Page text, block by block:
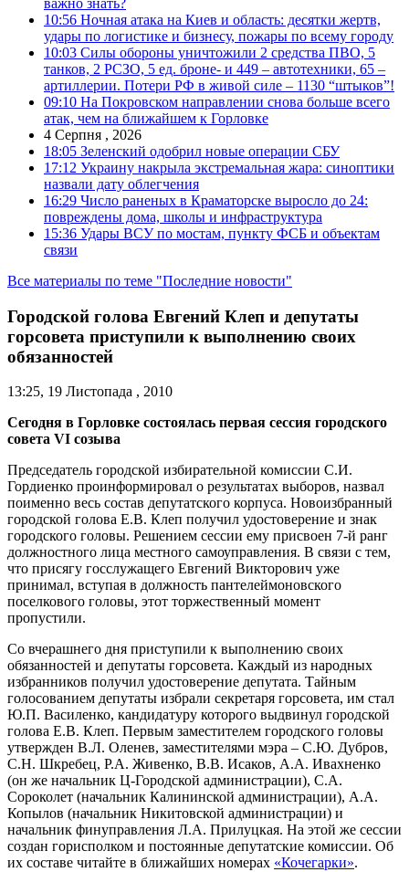
10:56 Ночная атака на Киев и область: десятки жертв,
удары по логистике и бизнесу, пожары по всему городу
10:03 Силы обороны уничтожили 2 средства ПВО, 5
танков, 2 РСЗО, 5 ед. броне- и 449 – автотехники, 65 –
артиллерии. Потери РФ в живой силе – 1130 “штыков”!
09:10 На Покровском направлении снова больше всего
атак, чем на ближайшем к Горловке
4 Серпня , 2026
18:05 Зеленский одобрил новые операции СБУ
17:12 Украину накрыла экстремальная жара: синоптики
назвали дату облегчения
16:29 Число раненых в Краматорске выросло до 24:
повреждены дома, школы и инфраструктура
15:36 Удары ВСУ по мостам, пункту ФСБ и объектам
связи
Все материалы по теме "Последние новости"
Городской голова Евгений Клеп и депутаты
горсовета приступили к выполнению своих
обязанностей
13:25, 19 Листопада , 2010
Сегодня в Горловке состоялась первая сессия городского
совета VI созыва
Председатель городской избирательной комиссии С.И.
Гордиенко проинформировал о результатах выборов, назвал
поименно весь состав депутатского корпуса. Новоизбранный
городской голова Е.В. Клеп получил удостоверение и знак
городского головы. Решением сессии ему присвоен 7-й ранг
должностного лица местного самоуправления. В связи с тем,
что присягу госслужащего Евгений Викторович уже
принимал, вступая в должность пантелеймоновского
поселкового головы, этот торжественный момент
пропустили.
Со вчерашнего дня приступили к выполнению своих
обязанностей и депутаты горсовета. Каждый из народных
избранников получил удостоверение депутата. Тайным
голосованием депутаты избрали секретаря горсовета, им стал
Ю.П. Василенко, кандидатуру которого выдвинул городской
голова Е.В. Клеп. Первым заместителем городского головы
утвержден В.Л. Оленев, заместителями мэра – С.Ю. Дубров,
С.Н. Шкребец, Р.А. Живенко, В.В. Исаков, А.А. Ивахненко
(он же начальник Ц-Городской администрации), С.А.
Сороколет (начальник Калининской администрации), А.А.
Копылов (начальник Никитовской администрации) и
начальник финуправления Л.А. Прилуцкая. На этой же сессии
создан горисполком и постоянные депутатские комиссии. Об
их составе читайте в ближайших номерах «Кочегарки».